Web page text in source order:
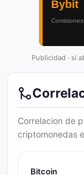
Publicidad · si
Correlacion de
criptomonedas
Bitcoin